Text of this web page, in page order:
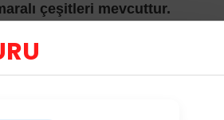
çeşitleri mevcuttur.
kılları oldukça sağlam ve
ile boya sırasında